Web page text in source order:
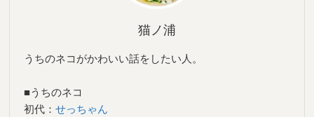
猫ノ浦
うちのネコがかわいい話をしたい人。
■うちのネコ
初代： せっちゃん